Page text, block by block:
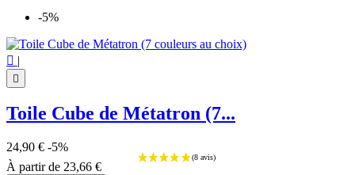
-5%
 |

Toile Cube de Métatron (7...
24,90 € -5%
À partir de 23,66 €